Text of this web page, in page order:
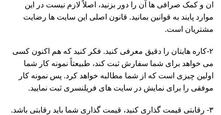
ان و کمک صرافی ها آن را دور بزنید، اصلاً لازم نیست در این
موارد پایند به قوانین بمانید. قانون اصلی این سایت ها رضایت
مشتریان است.
۲-کاره هایتان را دقیق معرفی کنید. فکر کنید که هم اکنون کسی
می خواهد برای شما سفارش ثبت کند، طبیعتاً نمونه کار شما
اولین چیزی است که از شما مطالبه خواهد کرد. پس نمونه کار
موفقی را برای نمایش در سایت های فریلنسری ثبت نمایید.
۳- رقابتی قیمت گذاری کنید، قیمت گذاری شما باید رقابتی باشد.